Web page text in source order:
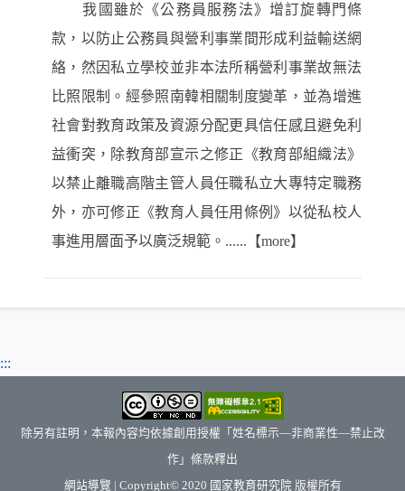
我國雖於《公務員服務法》增訂旋轉門條
款，以防止公務員與營利事業間形成利益輸送網
絡，然因私立學校並非本法所稱營利事業故無法
比照限制。經參照南韓相關制度變革，並為增進
社會對教育政策及資源分配更具信任感且避免利
益衝突，除教育部宣示之修正《教育部組織法》
以禁止離職高階主管人員任職私立大專特定職務
外，亦可修正《教育人員任用條例》以從私校人
事進用層面予以廣泛規範。......【more】
:::
除另有註明，本報內容均依據創用授權「姓名標示—非商業性—禁止改
作」條款釋出
網站導覽 | Copyright© 2020 國家教育研究院（另開新視窗）
版權所有